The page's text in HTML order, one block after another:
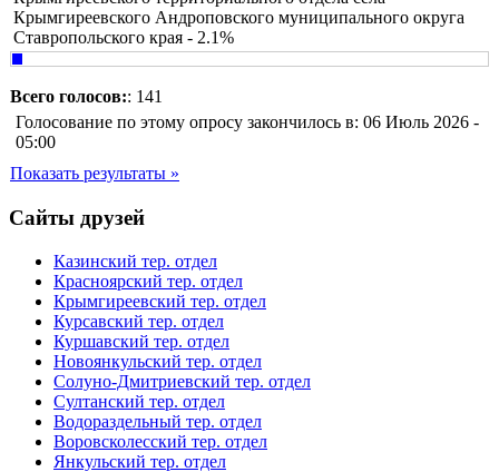
Крымгиреевского Андроповского муниципального округа
Ставропольского края - 2.1%
Всего голосов:: 141
Голосование по этому опросу закончилось в: 06 Июль 2026 -
05:00
Показать результаты »
Сайты друзей
Казинский тер. отдел
Красноярский тер. отдел
Крымгиреевский тер. отдел
Курсавский тер. отдел
Куршавский тер. отдел
Новоянкульский тер. отдел
Солуно-Дмитриевский тер. отдел
Султанский тер. отдел
Водораздельный тер. отдел
Воровсколесский тер. отдел
Янкульский тер. отдел